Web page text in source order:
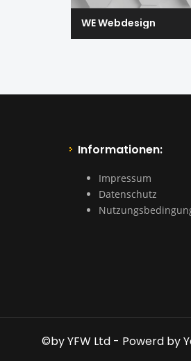
WE Webdesign
Informationen:
Impressum
Datenschutz
©by YFW Ltd - Powerd by